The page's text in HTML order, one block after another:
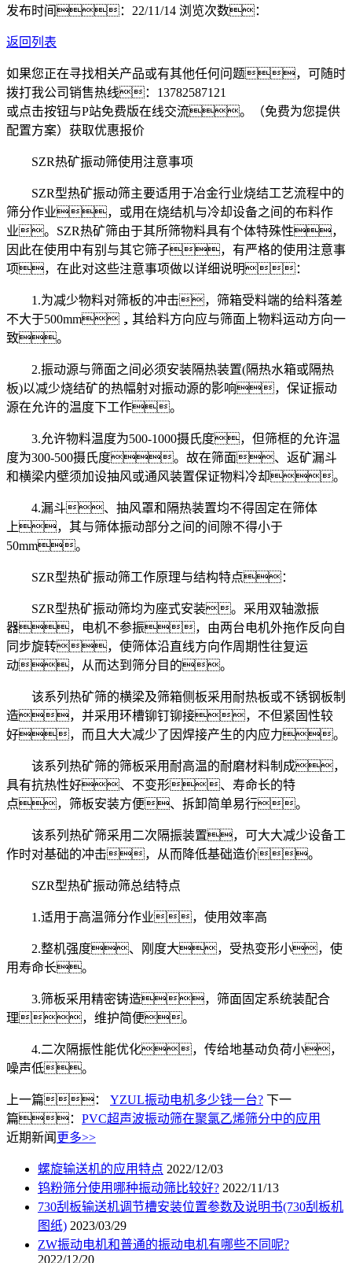
发布时间：22/11/14 浏览次数：
返回列表
如果您正在寻找相关产品或有其他任何问题，可随时
拨打我公司销售热线： 13782587121
或点击按钮与P站免费版在线交流。（免费为您提供
配置方案） 获取优惠报价
SZR热矿振动筛使用注意事项
SZR型热矿振动筛主要适用于冶金行业烧结工艺流程中的
筛分作业，或用在烧结机与冷却设备之间的布料作
业。SZR热矿筛由于其所筛物料具有个体特殊性，
因此在使用中有别与其它筛子，有严格的使用注意事
项，在此对这些注意事项做以详细说明：
1.为减少物料对筛板的冲击，筛箱受料端的给料落差
不大于500mm，其给料方向应与筛面上物料运动方向一
致。
2.振动源与筛面之间必须安装隔热装置(隔热水箱或隔热
板)以减少烧结矿的热幅射对振动源的影响，保证振动
源在允许的温度下工作。
3.允许物料温度为500-1000摄氏度，但筛框的允许温
度为300-500摄氏度。故在筛面、返矿漏斗
和横梁内壁须加设抽风或通风装置保证物料冷却。
4.漏斗、抽风罩和隔热装置均不得固定在筛体
上，其与筛体振动部分之间的间隙不得小于
50mm。
SZR型热矿振动筛工作原理与结构特点：
SZR型热矿振动筛均为座式安装。采用双轴激振
器，电机不参振，由两台电机外拖作反向自
同步旋转，使筛体沿直线方向作周期性往复运
动，从而达到筛分目的。
该系列热矿筛的横梁及筛箱侧板采用耐热板或不锈钢板制
造，并采用环槽铆钉铆接，不但紧固性较
好，而且大大减少了因焊接产生的内应力。
该系列热矿筛的筛板采用耐高温的耐磨材料制成，
具有抗热性好、不变形、寿命长的特
点，筛板安装方便、拆卸简单易行。
该系列热矿筛采用二次隔振装置，可大大减少设备工
作时对基础的冲击，从而降低基础造价。
SZR型热矿振动筛总结特点
1.适用于高温筛分作业，使用效率高
2.整机强度、刚度大，受热变形小，使
用寿命长。
3.筛板采用精密铸造，筛面固定系统装配合
理，维护简便。
4.二次隔振性能优化，传给地基动负荷小，
噪声低。
上一篇： YZUL振动电机多少钱一台? 下一
篇： PVC超声波振动筛在聚氯乙烯筛分中的应用
近期新闻 更多>>
螺旋输送机的应用特点 2022/12/03
钨粉筛分使用哪种振动筛比较好? 2022/11/13
730刮板输送机调节槽安装位置参数及说明书(730刮板机
图纸) 2023/03/29
ZW振动电机和普通的振动电机有哪些不同呢?
2022/12/20